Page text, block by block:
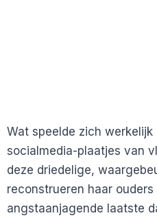
Wat speelde zich
socialmedia-plaatjes van
deze driedelige,
reconstrueren haar
angstaanjagende laatste